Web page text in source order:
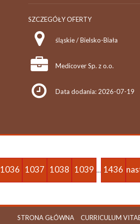
SZCZEGÓŁY OFERTY
śląskie / Bielsko-Biała
Medicover Sp. z o.o.
Data dodania: 2026-07-19
1036 1037 1038 1039 ... 1436
STRONA GŁÓWNA CURRICULUM